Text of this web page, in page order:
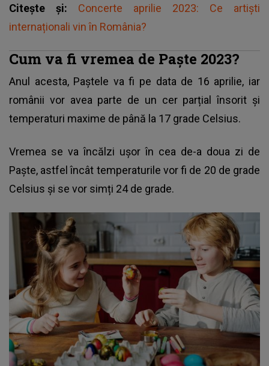
Citește și: Concerte aprilie 2023: Ce artiști
internaționali vin în România?
Cum va fi vremea de Paște 2023?
Anul acesta, Paștele va fi pe data de 16 aprilie, iar
românii vor avea parte de un cer parțial însorit și
temperaturi maxime de până la 17 grade Celsius.
Vremea se va încălzi ușor în cea de-a doua zi de
Paște, astfel încât temperaturile vor fi de 20 de grade
Celsius și se vor simți 24 de grade.